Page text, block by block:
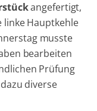
angefertigt,
linke Hauptkehle
musste
bearbeiten
Prüfung
diverse